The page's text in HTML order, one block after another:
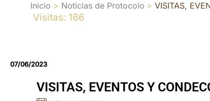
Inicio Noticias de Protocolo VISITAS,
Visitas: 166
07/06/2023
VISITAS, EVENTOS Y